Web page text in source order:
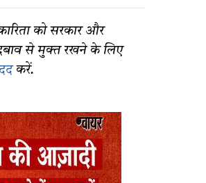
को सरकार और
से मुक्त रखने के लिए
करें.